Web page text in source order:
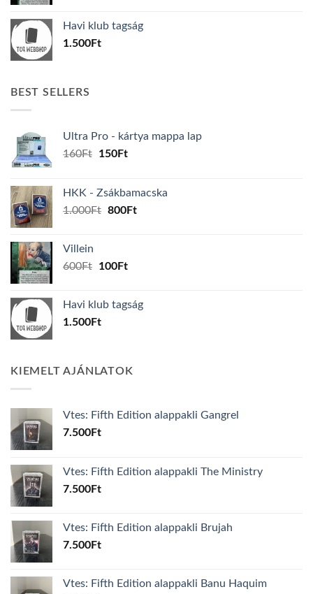
600Ft.100Ft.
Havi klub tagság
1.500Ft
BEST SELLERS
Ultra Pro - kártya mappa lap
160Ft
Original
160Ft.
150FtCurrent
150Ft.
HKK - Zsákbamacska
1.000Ft Original
800FtCurrent
Villein
600Ft
Original
600Ft.
100FtCurrent
100Ft.
Havi klub tagság
1.500Ft
KIEMELT AJÁNLATOK
Vtes: Fifth Edition alappakli Gangrel
7.500Ft
Vtes: Fifth Edition alappakli The Ministry
7.500Ft
Vtes: Fifth Edition alappakli Brujah
7.500Ft
Vtes: Fifth Edition alappakli Banu Haquim